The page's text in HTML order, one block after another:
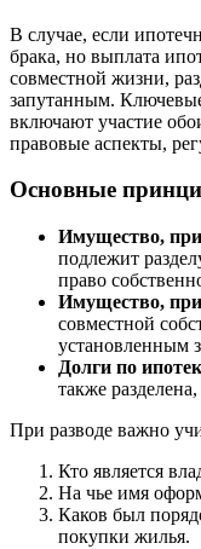
В случае, если
брака, но выплата
совместной жизни,
запутанным.
включают участие
правовые аспекты,
Основные
Имущество,
подлежит
право
Имущество,
совместной
установленным
Долги по
также
При разводе важно
Кто является
На чье имя
Каков был
покупки жилья.